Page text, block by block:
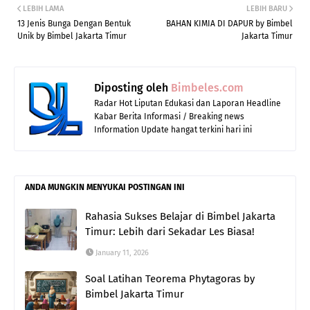
LEBIH BARU
BAHAN KIMIA DI DAPUR by Bimbel
Jakarta Timur
LEBIH LAMA
13 Jenis Bunga Dengan Bentuk
Unik by Bimbel Jakarta Timur
Diposting oleh Bimbeles.com
Radar Hot Liputan Edukasi dan Laporan Headline
Kabar Berita Informasi / Breaking news
Information Update hangat terkini hari ini
ANDA MUNGKIN MENYUKAI POSTINGAN INI
Rahasia Sukses Belajar di Bimbel Jakarta
Timur: Lebih dari Sekadar Les Biasa!
January 11, 2026
Soal Latihan Teorema Phytagoras by
Bimbel Jakarta Timur